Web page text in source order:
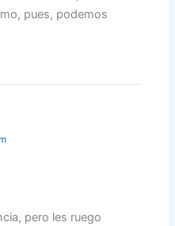
pues, podemos
pero les ruego